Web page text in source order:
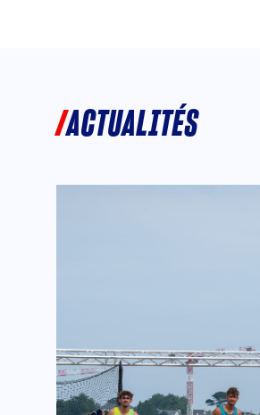
ACTUALITÉS